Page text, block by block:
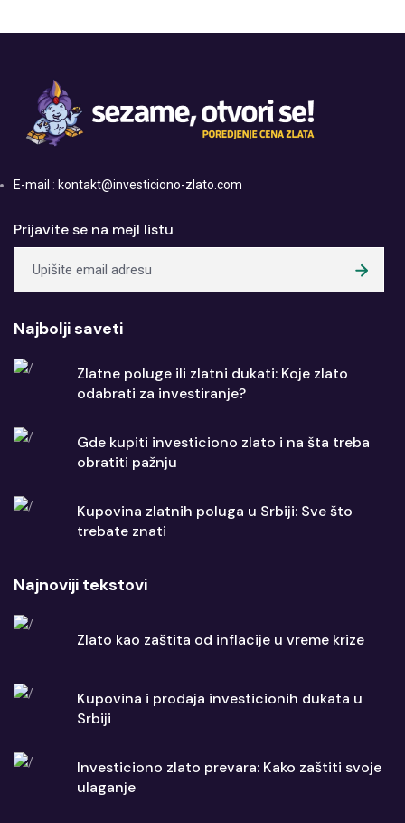
E-mail : kontakt@investiciono-zlato.com
Prijavite se na mejl listu
Najbolji saveti
Zlatne poluge ili zlatni dukati: Koje zlato
odabrati za investiranje?
Gde kupiti investiciono zlato i na šta treba
obratiti pažnju
Kupovina zlatnih poluga u Srbiji: Sve što
trebate znati
Najnoviji tekstovi
Zlato kao zaštita od inflacije u vreme krize
Kupovina i prodaja investicionih dukata u
Srbiji
Investiciono zlato prevara: Kako zaštiti svoje
ulaganje